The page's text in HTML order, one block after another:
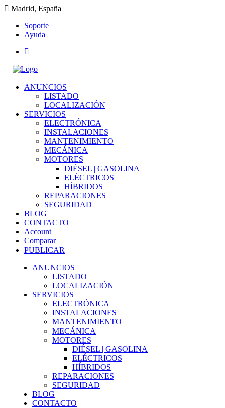
Madrid, España
Soporte
Ayuda
ANUNCIOS
LISTADO
LOCALIZACIÓN
SERVICIOS
ELECTRÓNICA
INSTALACIONES
MANTENIMIENTO
MECÁNICA
MOTORES
DIÉSEL | GASOLINA
ELÉCTRICOS
HÍBRIDOS
REPARACIONES
SEGURIDAD
BLOG
CONTACTO
Account
Comparar
PUBLICAR
ANUNCIOS
LISTADO
LOCALIZACIÓN
SERVICIOS
ELECTRÓNICA
INSTALACIONES
MANTENIMIENTO
MECÁNICA
MOTORES
DIÉSEL | GASOLINA
ELÉCTRICOS
HÍBRIDOS
REPARACIONES
SEGURIDAD
BLOG
CONTACTO